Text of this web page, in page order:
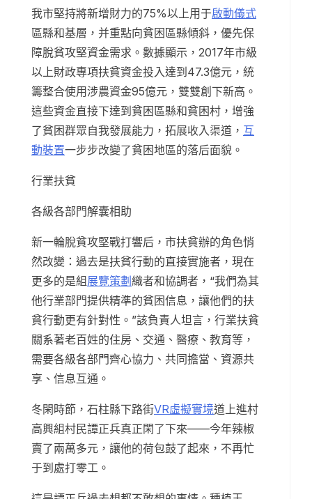
我市堅持將新增財力的75%以上用于啟動儀式
區縣和基層，并重點向貧困區縣傾斜，優先保
障脫貧攻堅資金需求。數據顯示，2017年市級
以上財政專項扶貧資金投入達到47.3億元，統
籌整合使用涉農資金95億元，雙雙創下新高。
這些資金直接下達到貧困區縣和貧困村，增強
了貧困群眾自我發展能力，拓展收入渠道， 互
動裝置一步步改變了貧困地區的落后面貌。
行業扶貧
各級各部門解囊相助
新一輪脫貧攻堅戰打響后，市扶貧辦的角色悄
然改變：過去是扶貧行動的直接實施者，現在
更多的是組展覽策劃 織者和協調者，“我們為其
他行業部門提供精準的貧困信息，讓他們的扶
貧行動更有針對性。”該負責人坦言，行業扶貧
關系著老百姓的住房、交通、醫療、教育等，
需要各級各部門齊心協力、共同擔當、資源共
享、信息互通。
冬閑時節，石柱縣下路街VR虛擬實境道上進村
高興組村民譚正兵真正閑了下來——今年辣椒
賣了兩萬多元，讓他的荷包鼓了起來，不再忙
于到處打零工。